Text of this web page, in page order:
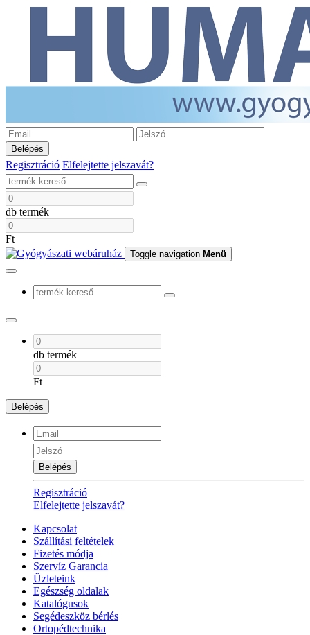
Belépés
Regisztráció Elfelejtette jelszavát?
db termék
Ft
Toggle navigation Menü
db termék
Ft
Belépés
Belépés
Regisztráció
Elfelejtette jelszavát?
Kapcsolat
Szállítási feltételek
Fizetés módja
Szervíz Garancia
Üzleteink
Egészség oldalak
Katalógusok
Segédeszköz bérlés
Ortopédtechnika